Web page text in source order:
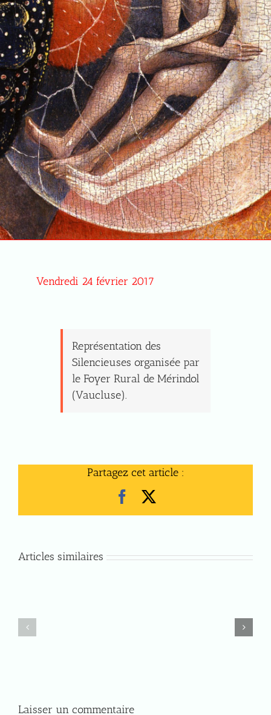
Vendredi 24 février 2017
Représentation des
Silencieuses organisée par
le Foyer Rural de Mérindol
(Vaucluse).
Partagez cet article :
Facebook
Articles similaires
Laisser un commentaire